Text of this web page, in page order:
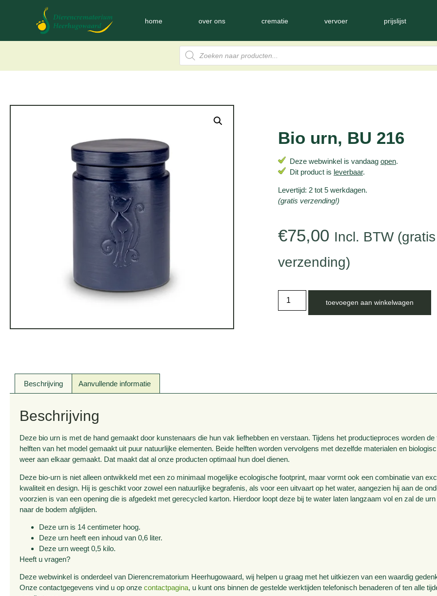
home over ons crematie vervoer prijslijst
Bio urn, BU 216
Deze webwinkel is vandaag open.
Dit product is leverbaar.
Levertijd: 2 tot 5 werkdagen.
(gratis verzending!)
€75,00 Incl. BTW (gratis
verzending)
toevoegen aan winkelwagen
Beschrijving Aanvullende informatie
Beschrijving
Deze bio urn is met de hand gemaakt door kunstenaars die hun vak liefhebben en verstaan. Tijdens het productieproces worden de
helften van het model gemaakt uit puur natuurlijke elementen. Beide helften worden vervolgens met dezelfde materialen en
weer aan elkaar gemaakt. Dat maakt dat al onze producten optimaal hun doel dienen.
Deze bio-urn is niet alleen ontwikkeld met een zo minimaal mogelijke ecologische footprint, maar vormt ook een combinatie van
kwaliteit en design. Hij is geschikt voor zowel een natuurlijke begrafenis, als voor een uitvaart op het water, aangezien hij aan de
voorzien is van een opening die is afgedekt met gerecycled karton. Hierdoor loopt deze bij te water laten langzaam vol en zal de urn
naar de bodem afglijden.
Deze urn is 14 centimeter hoog.
Deze urn heeft een inhoud van 0,6 liter.
Deze urn weegt 0,5 kilo.
Heeft u vragen?
Deze webwinkel is onderdeel van Dierencrematorium Heerhugowaard, wij helpen u graag met het uitkiezen van een waardig
Onze contactgegevens vind u op onze contactpagina, u kunt ons binnen de gestelde werktijden telefonisch benaderen of ten alle